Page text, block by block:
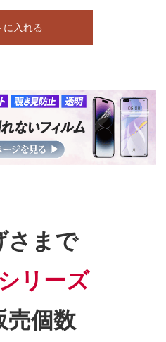
に入れる
さまで
リーズ
売個数